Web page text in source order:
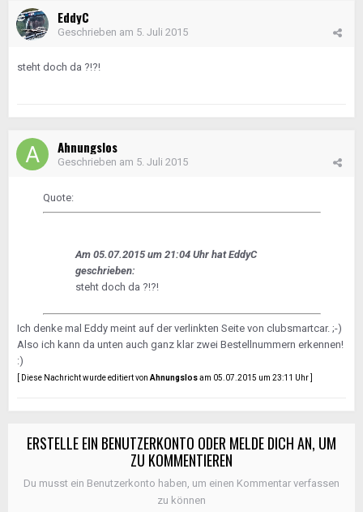
EddyC
Geschrieben am 5. Juli 2015
steht doch da ?!?!
Ahnungslos
Geschrieben am 5. Juli 2015
Quote:
Am 05.07.2015 um 21:04 Uhr hat EddyC
geschrieben:
steht doch da ?!?!
Ich denke mal Eddy meint auf der verlinkten Seite von clubsmartcar. ;-)
Also ich kann da unten auch ganz klar zwei Bestellnummern erkennen!
:)
[ Diese Nachricht wurde editiert von Ahnungslosam 05.07.2015 um 23:11 Uhr ]
ERSTELLE EIN BENUTZERKONTO ODER MELDE DICH AN, UM
ZU KOMMENTIEREN
Du musst ein Benutzerkonto haben, um einen Kommentar verfassen
zu können